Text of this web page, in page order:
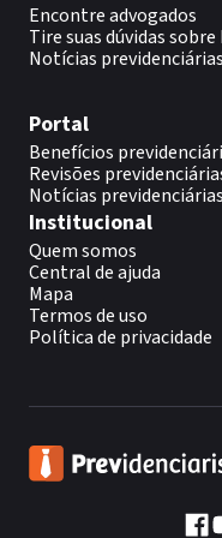
Cálculos na Justiça
aplicação da
se, ainda, quanto à
na Lei n.º 11.960/
Rel. Min. Luiz Fux. -
parte autora. -
INSS.
Encontre advogados
Tire suas dúvidas sobre
Notícias previdenciárias
Portal
Benefícios
Revisões
Notícias previdenciárias
Institucional
Quem somos
Central de ajuda
Mapa
Termos de uso
Política de privacidade